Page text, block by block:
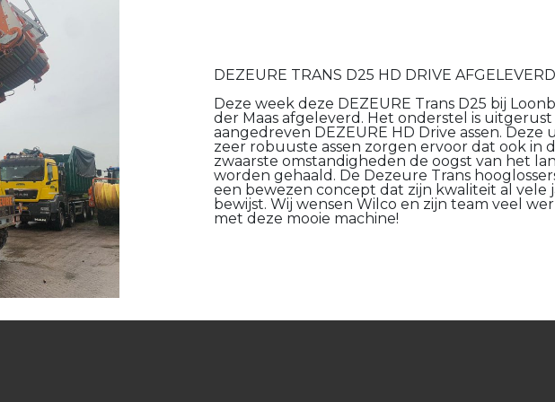
DEZEURE TRANS D25 HD DRIVE AFGELEVERD
Deze week deze DEZEURE Trans D25 bij
der Maas afgeleverd. Het onderstel is
aangedreven DEZEURE HD Drive assen. Deze
zeer robuuste assen zorgen ervoor dat ook in
zwaarste omstandigheden de oogst van het
worden gehaald. De Dezeure Trans
een bewezen concept dat zijn kwaliteit al vele
bewijst. Wij wensen Wilco en zijn team veel
met deze mooie machine!